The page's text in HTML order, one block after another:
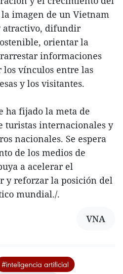
imagen de un Vietnam
atractivo, difundir
orientar la
informaciones
vínculos entre las
y los visitantes.
ha fijado la meta de
turistas internacionales y
nacionales. Se espera
de los medios de
a acelerar el
y reforzar la posición del
mundial./.
VNA
#inteligencia artificial